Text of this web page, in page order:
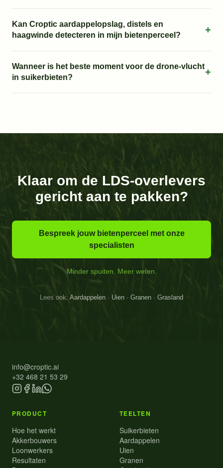
Kan Croptic aardappelopslag, distels en
haagwinde detecteren in mijn bietenperceel?
+
Wanneer is het beste moment voor de drone-vlucht
in suikerbieten?
+
Klaar om de LDS-overlevers
gericht aan te pakken?
Bespreek jouw bietenperceel met onze
specialisten
Minder spuiten. Meer weten.
Lees ook: Aardappelen · Uien · Granen · Grasland
info@croptic.ai
+32 468 21 53 29
PRODUCT
Hoe het werkt
Akkerbouwers
Loonwerkers
Resultaten
TEELTEN
Suikerbieten
Aardappelen
Uien
Granen